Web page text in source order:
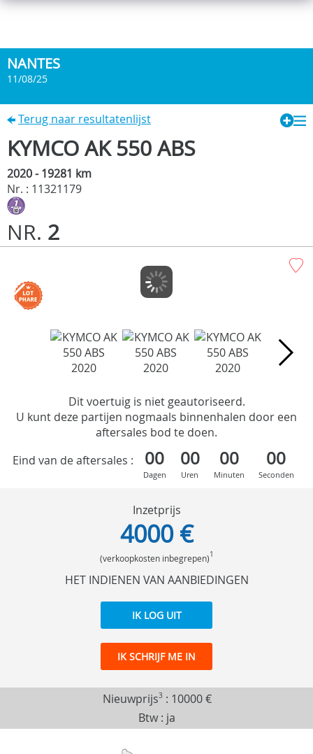
NANTES
11/08/25
Terug naar resultatenlijst
KYMCO AK 550 ABS
2020 - 19281 km
Nr. : 11321179
NR. 2
Dit voertuig is niet geautoriseerd.
U kunt deze partijen nogmaals binnenhalen door een
aftersales bod te doen.
Eind van de aftersales :
00
Dagen
00
Uren
00
Minuten
00
Seconden
Inzetprijs
4000 €
(verkoopkosten inbegrepen)1
HET INDIENEN VAN AANBIEDINGEN
IK LOG UIT
IK SCHRIJF ME IN
Nieuwprijs3 : 10000 €
Btw : ja